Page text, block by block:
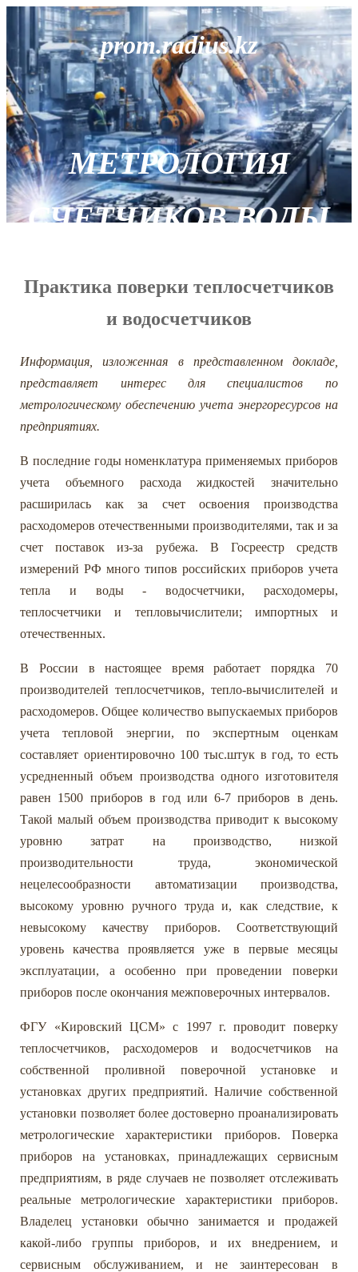
prom.radius.kz
МЕТРОЛОГИЯ
СЧЕТЧИКОВ ВОДЫ
Практика поверки теплосчетчиков
и водосчетчиков
Информация, изложенная в представленном докладе,
представляет интерес для специалистов по
метрологическому обеспечению учета энергоресурсов на
предприятиях.
В последние годы номенклатура применяемых приборов
учета объемного расхода жидкостей значительно
расширилась как за счет освоения производства
расходомеров отечественными производителями, так и за
счет поставок из-за рубежа. В Госреестр средств
измерений РФ много типов российских приборов учета
тепла и воды - водосчетчики, расходомеры,
теплосчетчики и тепловычислители; импортных и
отечественных.
В России в настоящее время работает порядка 70
производителей теплосчетчиков, тепло-вычислителей и
расходомеров. Общее количество выпускаемых приборов
учета тепловой энергии, по экспертным оценкам
составляет ориентировочно 100 тыс.штук в год, то есть
усредненный объем производства одного изготовителя
равен 1500 приборов в год или 6-7 приборов в день.
Такой малый объем производства приводит к высокому
уровню затрат на производство, низкой
производительности труда, экономической
нецелесообразности автоматизации производства,
высокому уровню ручного труда и, как следствие, к
невысокому качеству приборов. Соответствующий
уровень качества проявляется уже в первые месяцы
эксплуатации, а особенно при проведении поверки
приборов после окончания межповерочных интервалов.
ФГУ «Кировский ЦСМ» с 1997 г. проводит поверку
теплосчетчиков, расходомеров и водосчетчиков на
собственной проливной поверочной установке и
установках других предприятий. Наличие собственной
установки позволяет более достоверно проанализировать
метрологические характеристики приборов. Поверка
приборов на установках, принадлежащих сервисным
предприятиям, в ряде случаев не позволяет отслеживать
реальные метрологические характеристики приборов.
Владелец установки обычно занимается и продажей
какой-либо группы приборов, и их внедрением, и
сервисным обслуживанием, и не заинтересован в